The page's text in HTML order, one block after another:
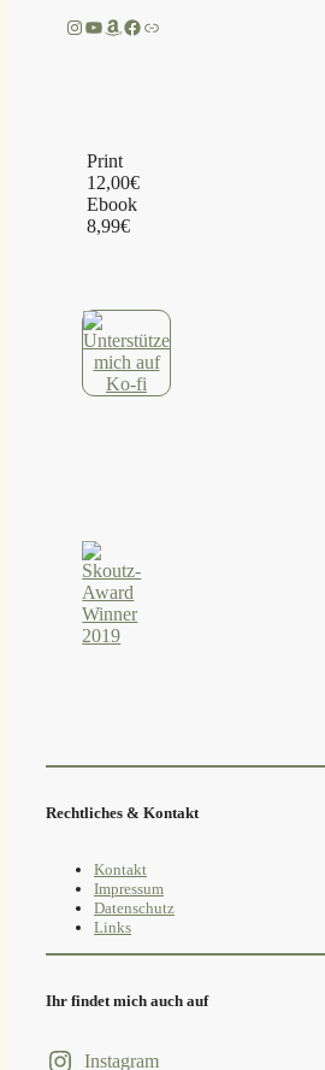
Instagram
YouTube
Amazon
Facebook
Link
Print
12,00€
Ebook
8,99€
Rechtliches & Kontakt
Kontakt
Impressum
Datenschutz
Links
Ihr findet mich auch auf
Instagram